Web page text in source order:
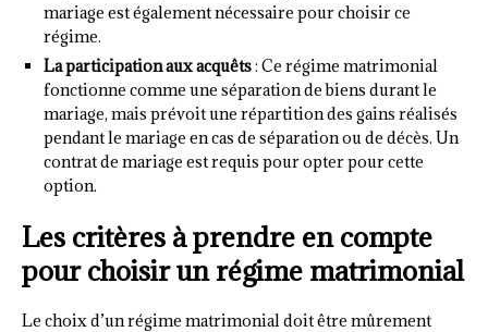
mariage est également nécessaire pour choisir ce
régime.
La participation aux acquêts: Ce régime matrimonial
fonctionne comme une séparation de biens durant le
mariage, mais prévoit une répartition des gains réalisés
pendant le mariage en cas de séparation ou de décès. Un
contrat de mariage est requis pour opter pour cette
option.
Les critères à prendre en compte
pour choisir un régime matrimonial
Le choix d’un régime matrimonial doit être mûrement